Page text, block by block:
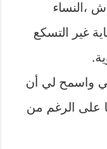
،النساء
غير التسكع
واسمح لي أن
على الرغم من